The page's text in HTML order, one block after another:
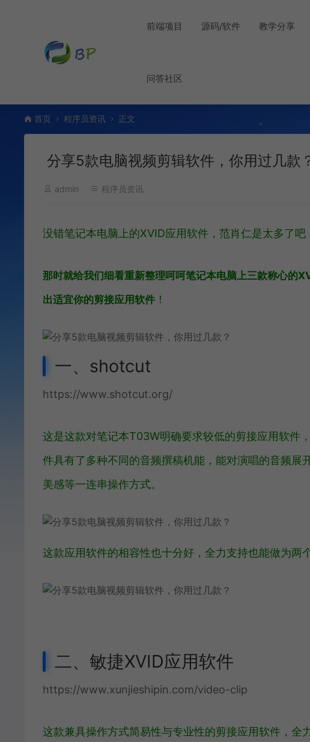
前端项目 源码/软件 教学分享
问答社区
首页 程序员资讯 正文
分享5款电脑视频剪辑软件，你用过几款
admin 程序员资讯
没错笔记本电脑上的XVID应用软件，范肖仁是太多了吧
那时就给我们细看重新整理呵呵笔记本电脑上三款称心的
出适宜你的剪接应用软件 ！
一、shotcut
https://www.shotcut.org/
这是这款对笔记本T03W明确要求较低的剪接应用软件
件具有了多种不同的音频撰稿机能，能对演唱的音频
美感等一连串操作方式。
这款应用软件的相容性也十分好，全力支持也能做为两
二、敏捷XVID应用软件
https://www.xunjieshipin.com/video-clip
这款兼具操作方式简易性与专业性的剪接应用软件，全